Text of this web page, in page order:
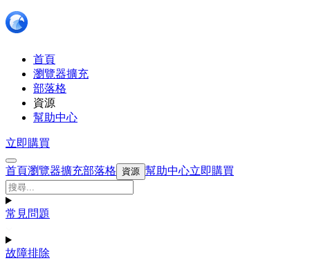
首頁
瀏覽器擴充
部落格
資源
幫助中心
立即購買
首頁瀏覽器擴充部落格 資源 幫助中心立即購買
常見問題
故障排除